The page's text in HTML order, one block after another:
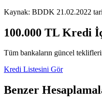
Kaynak: BDDK 21.02.2022
100.000 TL Kredi
Tüm bankaların güncel
Kredi Listesini Gör
Benzer